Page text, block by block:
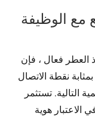
مع الوظيفة
فعال ، فإن
نقطة الاتصال
التالية. تستثمر
الاعتبار هوية